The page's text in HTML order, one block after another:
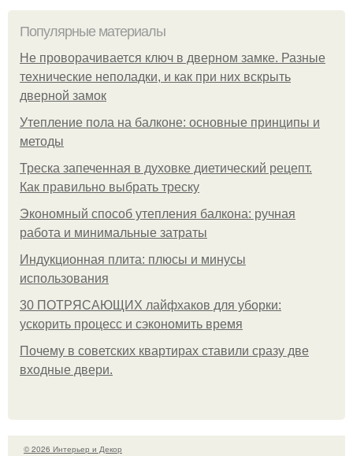
Популярные материалы
Не проворачивается ключ в дверном замке. Разные
технические неполадки, и как при них вскрыть
дверной замок
Утепление пола на балконе: основные принципы и
методы
Треска запеченная в духовке диетический рецепт.
Как правильно выбрать треску
Экономный способ утепления балкона: ручная
работа и минимальные затраты
Индукционная плита: плюсы и минусы
использования
30 ПОТРЯСАЮЩИХ лайфхаков для уборки:
ускорить процесс и сэкономить время
Почему в советских квартирах ставили сразу две
входные двери.
© 2026 Интерьер и Декор